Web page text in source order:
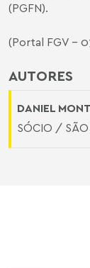
AUTORES
DANIEL
SÓCIO / SÃO
(PGFN).
(Portal FGV -